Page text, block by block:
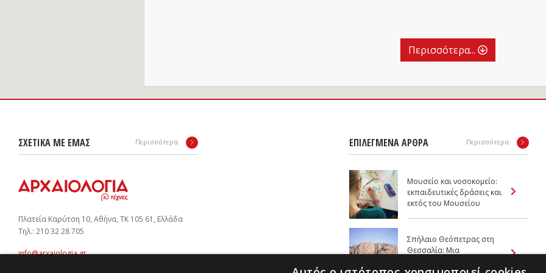
Περισσότερα...
ΣΧΕΤΙΚΑ ΜΕ ΕΜΑΣ Περισσότερα
Πλατεία Καρύτση 10, Αθήνα, ΤΚ 105 61, Ελλάδα
Tηλ.: 210 32 28 705
info@arxaiologia.gr
ΕΠΙΛΕΓΜΕΝΑ ΑΡΘΡΑ Περισσότερα
Μουσείο και νοσοκομείο:
εκπαιδευτικές δράσεις και
εκτός του Μουσείου
Σπήλαιο Θεόπετρας στη
Θεσσαλία: Μια